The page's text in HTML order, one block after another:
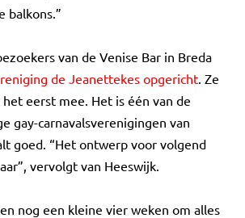
balkons.”
van de Venise Bar in Breda
de Jeanettekes opgericht. Ze
eerst mee. Het is één van de
gay-carnavalsverenigingen van
goed. “Het ontwerp voor volgend
vervolgt van Heeswijk.
nog een kleine vier weken om alles